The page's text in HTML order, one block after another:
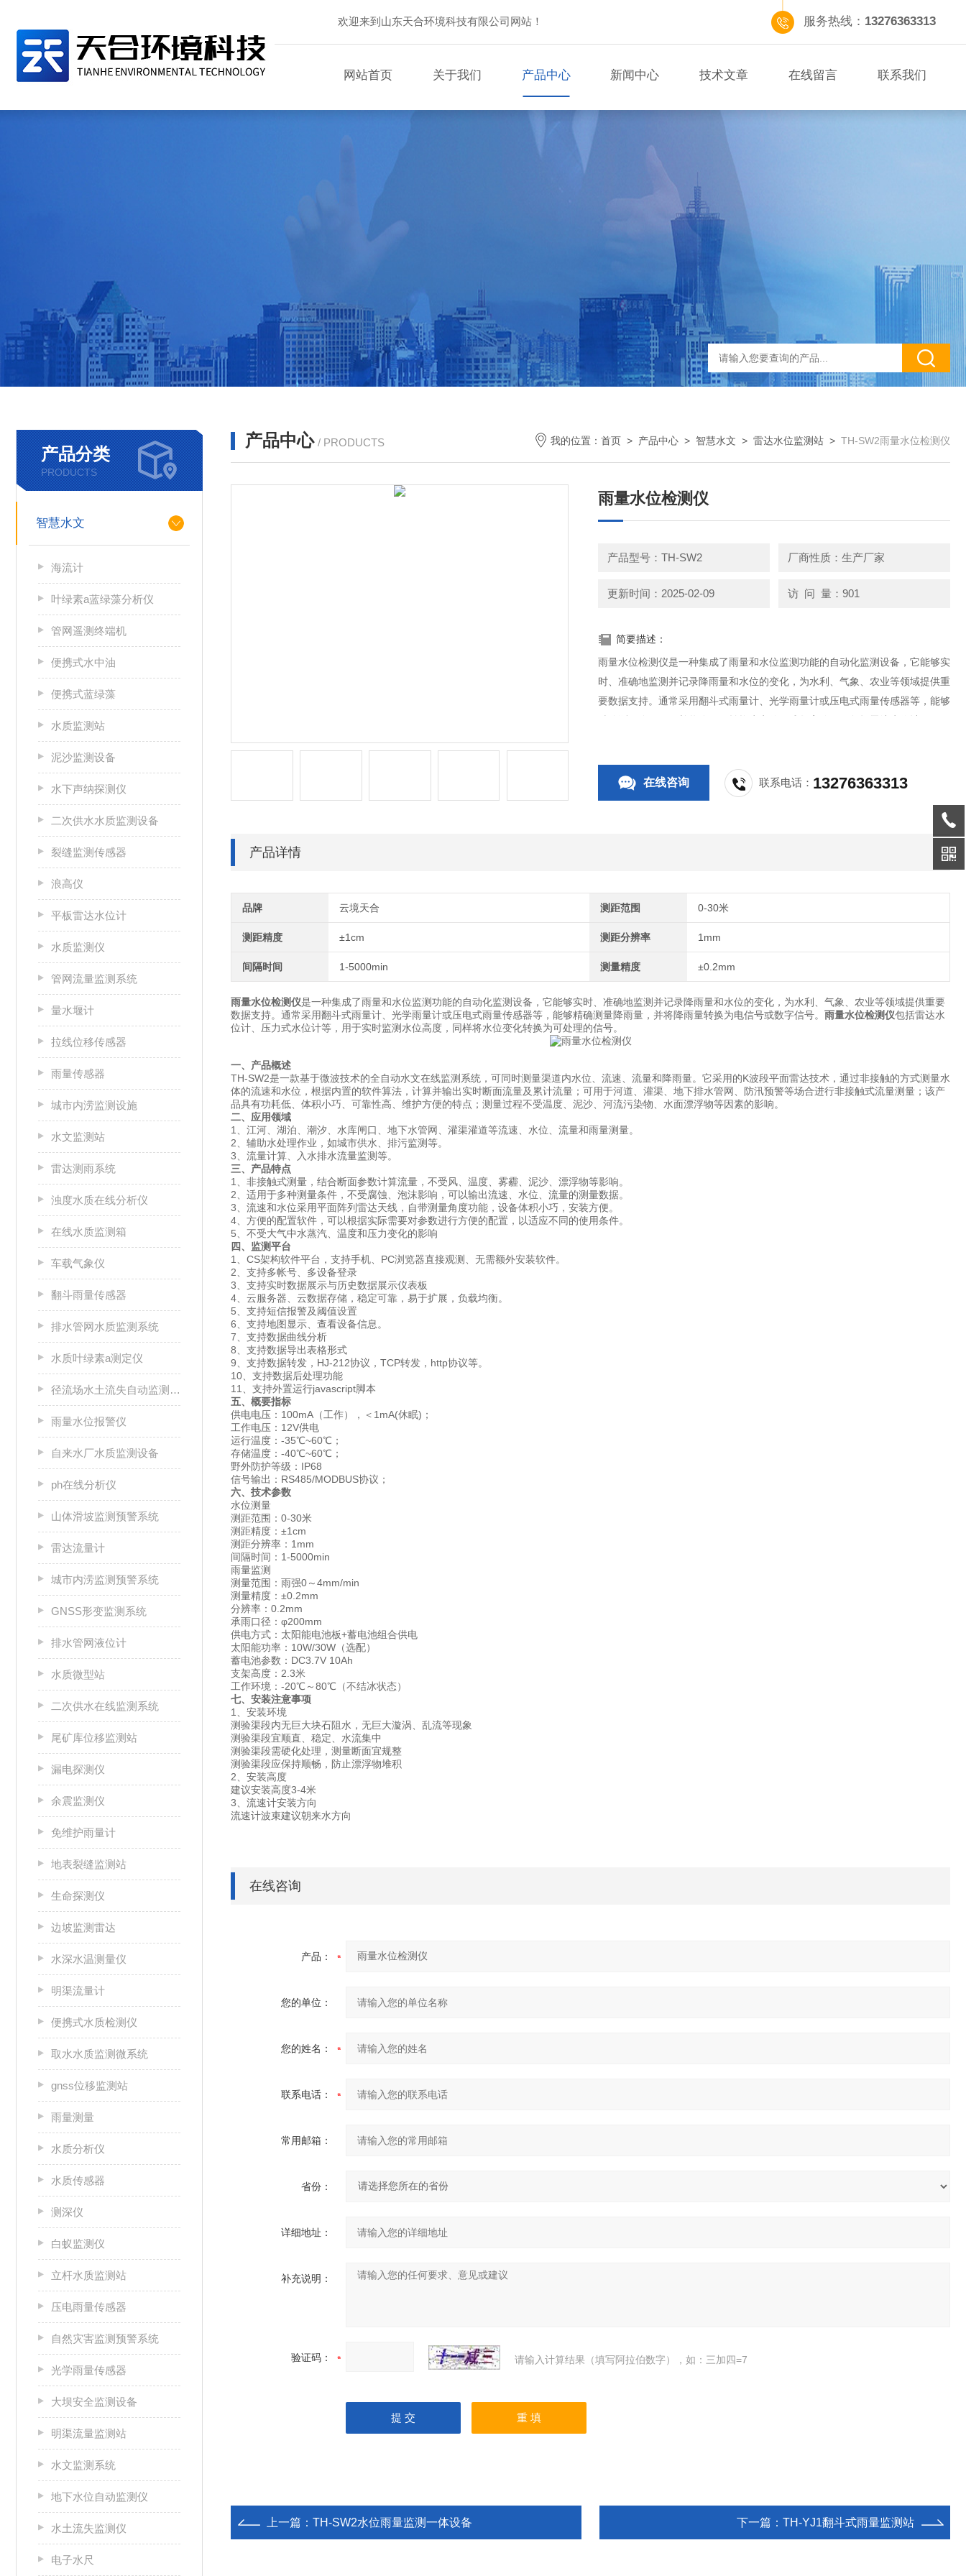
欢迎来到山东天合环境科技有限公司网站！ 服务热线： 13276363313
网站首页 关于我们 产品中心 新闻中心 技术文章 在线留言 联系我们
产品分类
PRODUCTS
智慧水文
海流计
叶绿素a蓝绿藻分析仪
管网遥测终端机
便携式水中油
便携式蓝绿藻
水质监测站
泥沙监测设备
水下声纳探测仪
二次供水水质监测设备
裂缝监测传感器
浪高仪
平板雷达水位计
水质监测仪
管网流量监测系统
量水堰计
拉线位移传感器
雨量传感器
城市内涝监测设施
水文监测站
雷达测雨系统
浊度水质在线分析仪
在线水质监测箱
车载气象仪
翻斗雨量传感器
排水管网水质监测系统
水质叶绿素a测定仪
径流场水土流失自动监测系统
雨量水位报警仪
自来水厂水质监测设备
ph在线分析仪
山体滑坡监测预警系统
雷达流量计
城市内涝监测预警系统
GNSS形变监测系统
排水管网液位计
水质微型站
二次供水在线监测系统
尾矿库位移监测站
漏电探测仪
余震监测仪
免维护雨量计
地表裂缝监测站
生命探测仪
边坡监测雷达
水深水温测量仪
明渠流量计
便携式水质检测仪
取水水质监测微系统
gnss位移监测站
雨量测量
水质分析仪
水质传感器
测深仪
白蚁监测仪
立杆水质监测站
压电雨量传感器
自然灾害监测预警系统
光学雨量传感器
大坝安全监测设备
明渠流量监测站
水文监测系统
地下水位自动监测仪
水土流失监测仪
电子水尺
产品中心 / PRODUCTS 我的位置： 首页 > 产品中心 > 智慧水文 > 雷达水位监测站 > TH-SW2雨量水位检测仪
雨量水位检测仪
产品型号：TH-SW2 厂商性质：生产厂家
更新时间：2025-02-09 访 问 量：901
简要描述：
雨量水位检测仪是一种集成了雨量和水位监测功能的自动化监测设备，它能够实
时、准确地监测并记录降雨量和水位的变化，为水利、气象、农业等领域提供重
要数据支持。通常采用翻斗式雨量计、光学雨量计或压电式雨量传感器等，能够
精确测量降雨量，并将降雨量转换为电信号或数字信号。包括雷达水位计、压力
在线咨询 联系电话： 13276363313
产品详情
品牌 云境天合 测距范围 0-30米
测距精度 ±1cm 测距分辨率 1mm
间隔时间 1-5000min 测量精度 ±0.2mm
雨量水位检测仪是一种集成了雨量和水位监测功能的自动化监测设备，它能够实时、准确地监测并记录降雨量和水位的变化，为水利、气象、农业等领域提供重要
数据支持。通常采用翻斗式雨量计、光学雨量计或压电式雨量传感器等，能够精确测量降雨量，并将降雨量转换为电信号或数字信号。 雨量水位检测仪包括雷达水
位计、压力式水位计等，用于实时监测水位高度，同样将水位变化转换为可处理的信号。
一、产品概述
TH-SW2是一款基于微波技术的全自动水文在线监测系统，可同时测量渠道内水位、流速、流量和降雨量。它采用的K波段平面雷达技术，通过非接触的方式测量水
体的流速和水位，根据内置的软件算法，计算并输出实时断面流量及累计流量；可用于河道、灌渠、地下排水管网、防汛预警等场合进行非接触式流量测量；该产
品具有功耗低、体积小巧、可靠性高、维护方便的特点；测量过程不受温度、泥沙、河流污染物、水面漂浮物等因素的影响。
二、应用领域
1、江河、湖泊、潮汐、水库闸口、地下水管网、灌渠灌道等流速、水位、流量和雨量测量。
2、辅助水处理作业，如城市供水、排污监测等。
3、流量计算、入水排水流量监测等。
三、产品特点
1、非接触式测量，结合断面参数计算流量，不受风、温度、雾霾、泥沙、漂浮物等影响。
2、适用于多种测量条件，不受腐蚀、泡沫影响，可以输出流速、水位、流量的测量数据。
3、流速和水位采用平面阵列雷达天线，自带测量角度功能，设备体积小巧，安装方便。
4、方便的配置软件，可以根据实际需要对参数进行方便的配置，以适应不同的使用条件。
5、不受大气中水蒸汽、温度和压力变化的影响
四、监测平台
1、CS架构软件平台，支持手机、PC浏览器直接观测、无需额外安装软件。
2、支持多帐号、多设备登录
3、支持实时数据展示与历史数据展示仪表板
4、云服务器、云数据存储，稳定可靠，易于扩展，负载均衡。
5、支持短信报警及阈值设置
6、支持地图显示、查看设备信息。
7、支持数据曲线分析
8、支持数据导出表格形式
9、支持数据转发，HJ-212协议，TCP转发，http协议等。
10、支持数据后处理功能
11、支持外置运行javascript脚本
五、概要指标
供电电压：100mA（工作），＜1mA(休眠)；
工作电压：12V供电
运行温度：-35℃~60℃；
存储温度：-40℃~60℃；
野外防护等级：IP68
信号输出：RS485/MODBUS协议；
六、技术参数
水位测量
测距范围：0-30米
测距精度：±1cm
测距分辨率：1mm
间隔时间：1-5000min
雨量监测
测量范围：雨强0～4mm/min
测量精度：±0.2mm
分辨率：0.2mm
承雨口径：φ200mm
供电方式：太阳能电池板+蓄电池组合供电
太阳能功率：10W/30W（选配）
蓄电池参数：DC3.7V 10Ah
支架高度：2.3米
工作环境：-20℃～80℃（不结冰状态）
七、安装注意事项
1、安装环境
测验渠段内无巨大块石阻水，无巨大漩涡、乱流等现象
测验渠段宜顺直、稳定、水流集中
测验渠段需硬化处理，测量断面宜规整
测验渠段应保持顺畅，防止漂浮物堆积
2、安装高度
建议安装高度3-4米
3、流速计安装方向
流速计波束建议朝来水方向
在线咨询
产品：
您的单位：
您的姓名：
联系电话：
常用邮箱：
省份：
详细地址：
补充说明：
验证码： 请输入计算结果（填写阿拉伯数字），如：三加四=7
上一篇： TH-SW2水位雨量监测一体设备 下一篇： TH-YJ1翻斗式雨量监测站